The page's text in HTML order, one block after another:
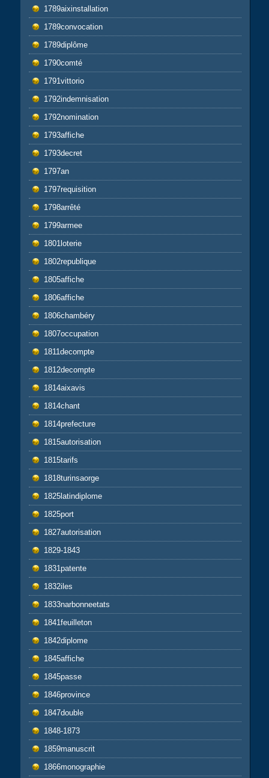
1789aixinstallation
1789convocation
1789diplôme
1790comté
1791vittorio
1792indemnisation
1792nomination
1793affiche
1793decret
1797an
1797requisition
1798arrêté
1799armee
1801loterie
1802republique
1805affiche
1806affiche
1806chambéry
1807occupation
1811decompte
1812decompte
1814aixavis
1814chant
1814prefecture
1815autorisation
1815tarifs
1818turinsaorge
1825latindiplome
1825port
1827autorisation
1829-1843
1831patente
1832iles
1833narbonneetats
1841feuilleton
1842diplome
1845affiche
1845passe
1846province
1847double
1848-1873
1859manuscrit
1866monographie